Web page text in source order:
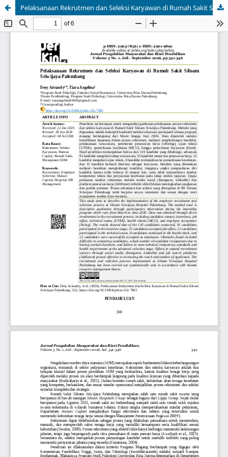
Pelaksanaan Rekrutmen dan Seleksi Karyawan di Rumah Sakit Siloam Sriwijaya Palembang